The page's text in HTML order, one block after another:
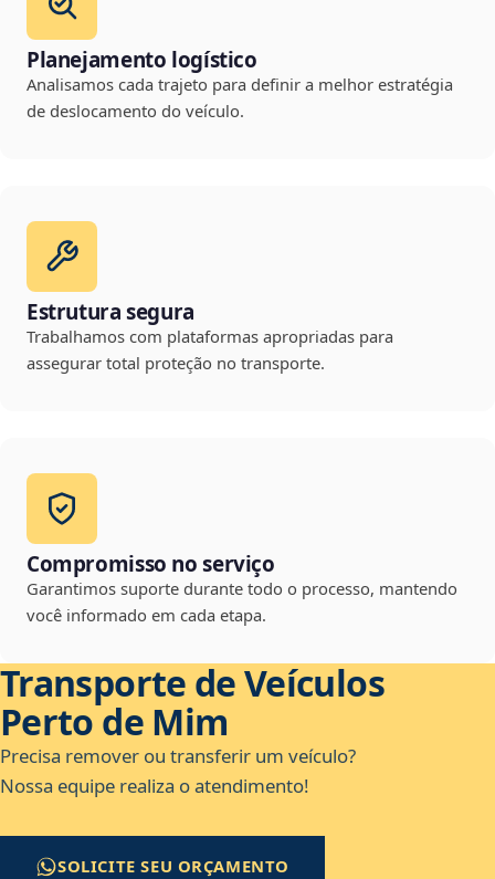
Planejamento logístico
Analisamos cada trajeto para definir a melhor estratégia
de deslocamento do veículo.
Estrutura segura
Trabalhamos com plataformas apropriadas para
assegurar total proteção no transporte.
Compromisso no serviço
Garantimos suporte durante todo o processo, mantendo
você informado em cada etapa.
Transporte de Veículos
Perto de Mim
Precisa remover ou transferir um veículo?
Nossa equipe realiza o atendimento!
SOLICITE SEU ORÇAMENTO